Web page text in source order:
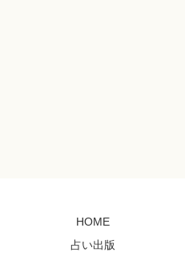
HOME
占い出版